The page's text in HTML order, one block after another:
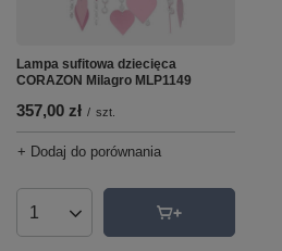
Lampa sufitowa dziecięca
CORAZON Milagro MLP1149
357,00 zł / szt.
+ Dodaj do porównania
Ilość produktów